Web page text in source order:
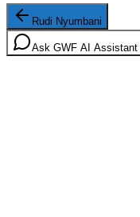
Rudi Nyumbani
Ask GWF AI Assistant